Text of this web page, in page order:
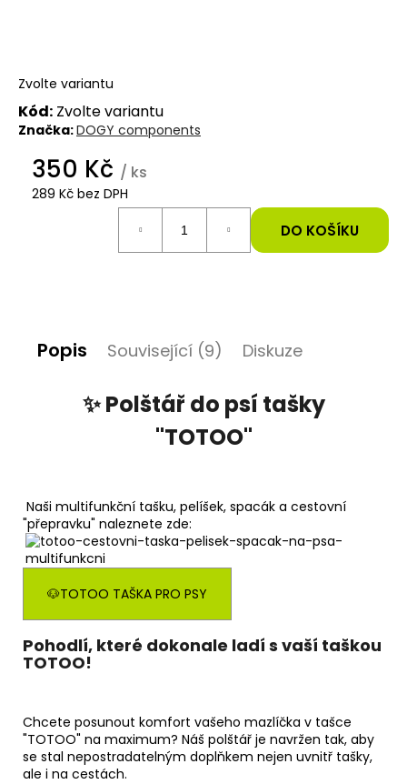
Zvolte variantu
Kód: Zvolte variantu
Značka:DOGY components
350 Kč / ks
289 Kč bez DPH
DO KOŠÍKU
Popis Související (9) Diskuze
✨ Polštář do psí tašky
"TOTOO"
Naši multifunkční tašku, pelíšek, spacák a cestovní
"přepravku" naleznete zde:
🐶TOTOO TAŠKA PRO PSY
Pohodlí, které dokonale ladí s vaší taškou
TOTOO!
Chcete posunout komfort vašeho mazlíčka v tašce
"TOTOO" na maximum? Náš polštář je navržen tak, aby
se stal nepostradatelným doplňkem nejen uvnitř tašky,
ale i na cestách.
D
o